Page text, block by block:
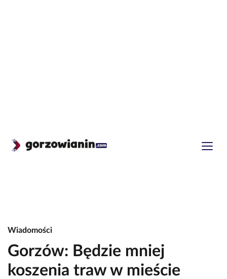
Wiadomości
Gorzów: Będzie mniej
koszenia traw w mieście